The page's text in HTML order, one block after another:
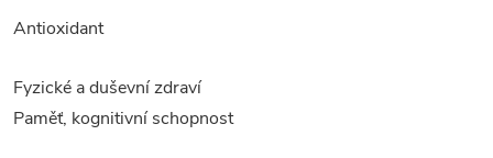
Antioxidant
Fyzické a duševní zdraví
Paměť, kognitivní schopnost